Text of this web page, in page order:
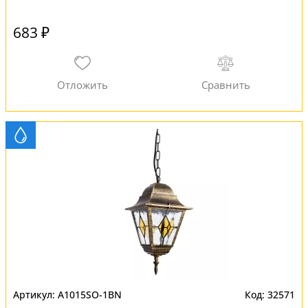
683 ₽
A1015SO-1BN 32571